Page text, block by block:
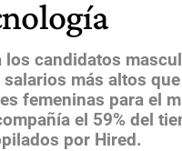
los candidatos
más altos
femeninas para el
el 59% del
por Hired.